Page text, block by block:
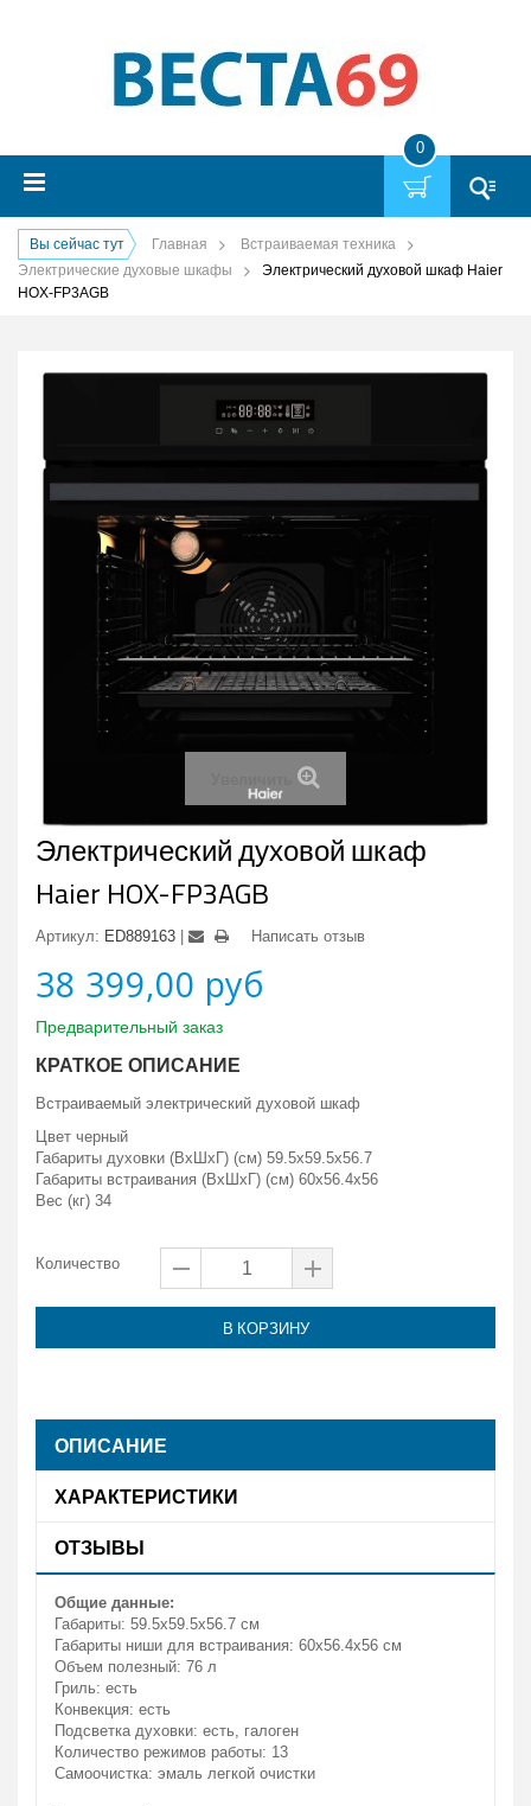
0
Вы сейчас тут Главная
Встраиваемая техника
Электрические духовые шкафы
Электрический духовой шкаф Haier
HOX-FP3AGB
Электрический духовой шкаф
Haier HOX-FP3AGB
Артикул: ED889163 Написать отзыв
38 399,00 руб
Предварительный заказ
КРАТКОЕ ОПИСАНИЕ
Встраиваемый электрический духовой шкаф
Цвет черный
Габариты духовки (ВxШxГ) (см) 59.5x59.5x56.7
Габариты встраивания (ВxШxГ) (см) 60x56.4x56
Вес (кг) 34
Количество
В КОРЗИНУ
ОПИСАНИЕ
ХАРАКТЕРИСТИКИ
ОТЗЫВЫ
Общие данные:
Габариты: 59.5x59.5x56.7 см
Габариты ниши для встраивания: 60x56.4x56 см
Объем полезный: 76 л
Гриль: есть
Конвекция: есть
Подсветка духовки: есть, галоген
Количество режимов работы: 13
Самоочистка: эмаль легкой очистки